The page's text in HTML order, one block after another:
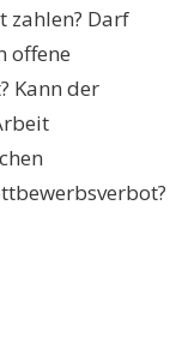
zahlen? Darf
offene
Kann der